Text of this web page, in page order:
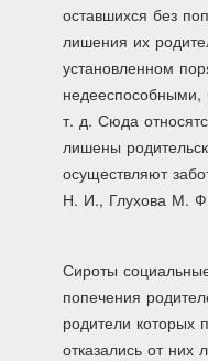
оставшихся без
лишения их
установленном
недееспособными,
т. д. Сюда
лишены
осуществляют
Н. И., Глухова М.
Сироты
попечения
родители которых
отказались от них